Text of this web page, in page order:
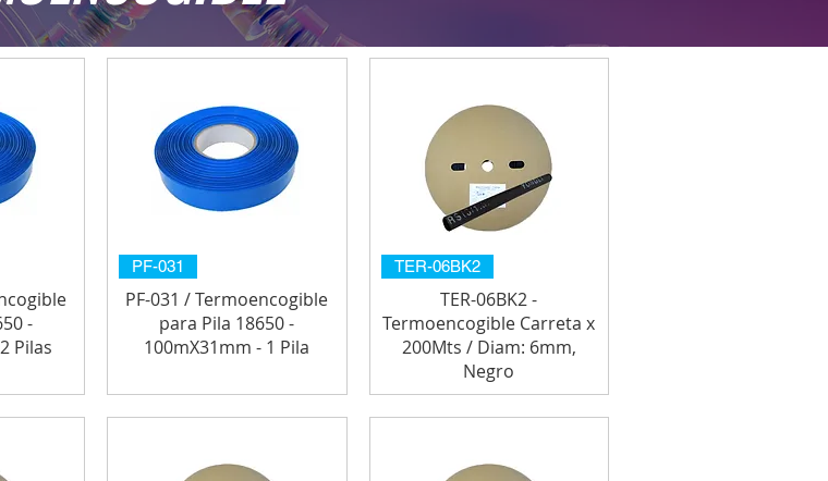
-
Pilas
PF-031
PF-031 / Termoencogible
para Pila 18650 -
100mX31mm - 1 Pila
TER-06BK2
TER-06BK2 -
Termoencogible Carreta x
200Mts / Diam: 6mm,
Negro